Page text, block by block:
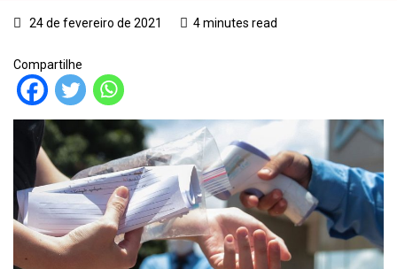
24 de fevereiro de 2021 4 minutes read
Compartilhe